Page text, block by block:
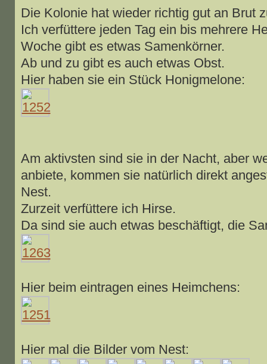
Die Kolonie hat wieder richtig gut an Brut
Ich verfüttere jeden Tag ein bis mehrere
Woche gibt es etwas Samenkörner.
Ab und zu gibt es auch etwas Obst.
Hier haben sie ein Stück Honigmelone:
Am aktivsten sind sie in der Nacht, aber
anbiete, kommen sie natürlich direkt
Nest.
Zurzeit verfüttere ich Hirse.
Da sind sie auch etwas beschäftigt, die
Hier beim eintragen eines Heimchens:
Hier mal die Bilder vom Nest: